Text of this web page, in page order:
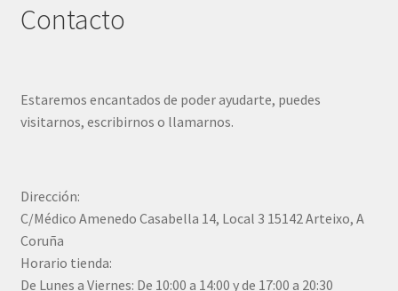
Contacto
Estaremos encantados de poder ayudarte, puedes
visitarnos, escribirnos o llamarnos.
Dirección:
C/Médico Amenedo Casabella 14, Local 3 15142 Arteixo, A
Coruña
Horario tienda:
De Lunes a Viernes: De 10:00 a 14:00 y de 17:00 a 20:30